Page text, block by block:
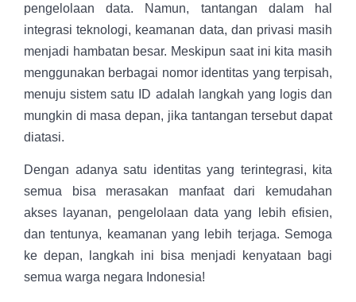
pengelolaan data. Namun, tantangan dalam hal
integrasi teknologi, keamanan data, dan privasi masih
menjadi hambatan besar. Meskipun saat ini kita masih
menggunakan berbagai nomor identitas yang terpisah,
menuju sistem satu ID adalah langkah yang logis dan
mungkin di masa depan, jika tantangan tersebut dapat
diatasi.
Dengan adanya satu identitas yang terintegrasi, kita
semua bisa merasakan manfaat dari kemudahan
akses layanan, pengelolaan data yang lebih efisien,
dan tentunya, keamanan yang lebih terjaga. Semoga
ke depan, langkah ini bisa menjadi kenyataan bagi
semua warga negara Indonesia!